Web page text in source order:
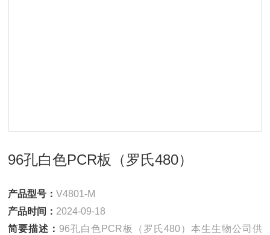
96孔白色PCR板（罗氏480）
产品型号：V4801-M
产品时间： 2024-09-18
简要描述： 96孔白色PCR板（罗氏480）本生生物公司供